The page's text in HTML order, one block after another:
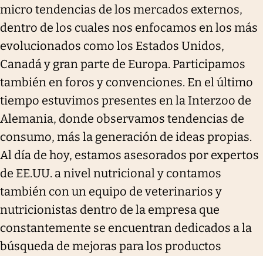
micro tendencias de los mercados externos,
dentro de los cuales nos enfocamos en los más
evolucionados como los Estados Unidos,
Canadá y gran parte de Europa. Participamos
también en foros y convenciones. En el último
tiempo estuvimos presentes en la Interzoo de
Alemania, donde observamos tendencias de
consumo, más la generación de ideas propias.
Al día de hoy, estamos asesorados por expertos
de EE.UU. a nivel nutricional y contamos
también con un equipo de veterinarios y
nutricionistas dentro de la empresa que
constantemente se encuentran dedicados a la
búsqueda de mejoras para los productos